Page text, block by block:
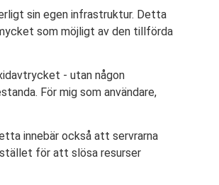
sin egen infrastruktur. Detta
som möjligt av den tillförda
- utan någon
För mig som användare,
innebär också att servrarna
för att slösa resurser